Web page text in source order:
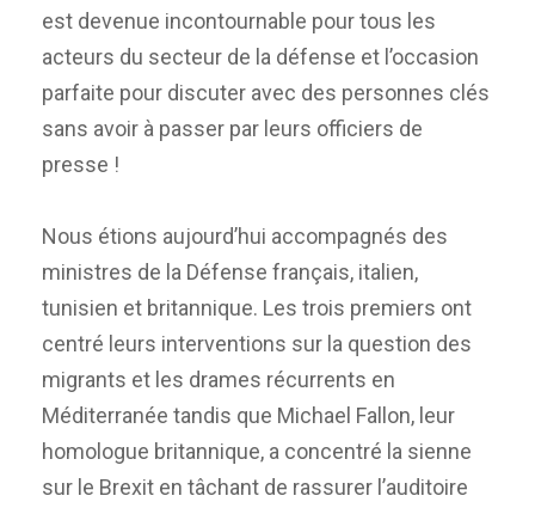
est devenue incontournable pour tous les
acteurs du secteur de la défense et l’occasion
parfaite pour discuter avec des personnes clés
sans avoir à passer par leurs officiers de
presse !
Nous étions aujourd’hui accompagnés des
ministres de la Défense français, italien,
tunisien et britannique. Les trois premiers ont
centré leurs interventions sur la question des
migrants et les drames récurrents en
Méditerranée tandis que Michael Fallon, leur
homologue britannique, a concentré la sienne
sur le Brexit en tâchant de rassurer l’auditoire